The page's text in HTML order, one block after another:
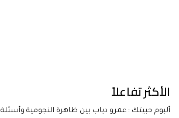
الأكثر تفاعلاً
ألبوم حبيتك : عمرو دياب بين ظاهرة النجومية وأسئلة